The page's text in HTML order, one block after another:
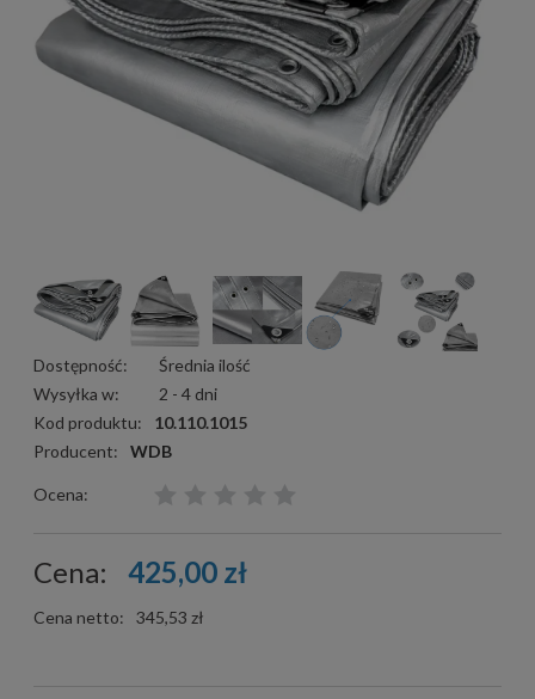
Dostępność:
Średnia ilość
Wysyłka w:
2 - 4 dni
Kod produktu:
10.110.1015
Producent:
WDB
Ocena:
Cena: 425,00 zł
Cena netto: 345,53 zł